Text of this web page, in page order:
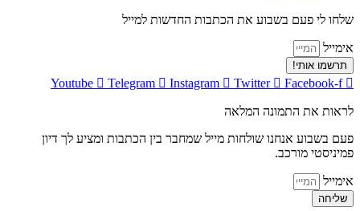
שלחו לי פעם בשבוע את הכתבות החדשות למייל
אימייל
תרשמו אותי!
Youtube Telegram Instagram Twitter Facebook-f
לראות את התמונה המלאה
פעם בשבוע אנחנו שולחות מייל שמחבר בין הכתבות ומציע לך דיון
פמיניסטי מורכב.
אימייל
שליחה